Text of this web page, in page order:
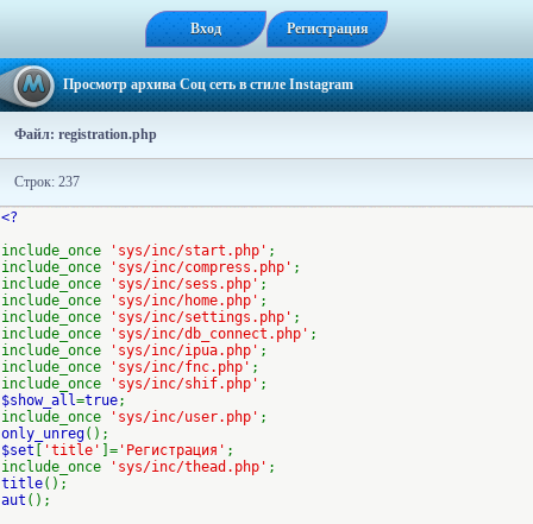
Вход Регистрация
Просмотр архива Соц сеть в стиле Instagram
Файл: registration.php
Строк: 237
<?
include_once
'sys/inc/start.php' ;
include_once
'sys/inc/compress.php' ;
include_once
'sys/inc/sess.php' ;
include_once
'sys/inc/home.php' ;
include_once
'sys/inc/settings.php' ;
include_once
'sys/inc/db_connect.php' ;
include_once
'sys/inc/ipua.php' ;
include_once
'sys/inc/fnc.php' ;
include_once
'sys/inc/shif.php' ;
$show_all=true;
include_once
'sys/inc/user.php' ;
only_unreg();
$set
'title' ]= 'Регистрация' ;
include_once
'sys/inc/thead.php' ;
title();
aut ();